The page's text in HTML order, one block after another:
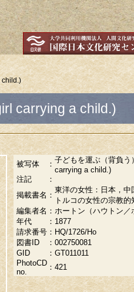
child.)
carrying a child.)
被写体 ： 子どもを運ぶ（背負う
carrying a child.)
注記
：
掲載書名 ：
東洋の女性：日本，中
トルコの女性の宗教
編集者名 ： ホートン（ハウトン
年代
： 1877
請求番号 ： HQ/1726/Ho
図書ID
： 002750081
GID
： GT011011
PhotoCD
no.
： 421